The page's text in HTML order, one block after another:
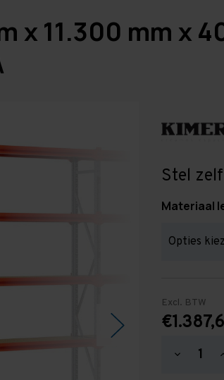
11.300 mm x
Stel
Materiaal
Excl. BTW